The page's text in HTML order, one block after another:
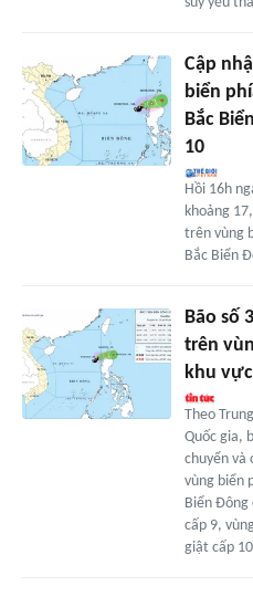
Cập
biển
Bắc
10
Hồi 16h
khoảng
trên vùng
Bắc Biển
Bão số
trên
khu
Theo
Quốc gia,
chuyển và
vùng biển
Biển Đông
cấp 9,
giật cấp